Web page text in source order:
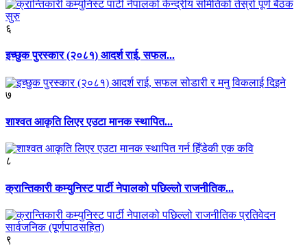
६
इच्छुक पुरस्कार (२०८१) आदर्श राई, सफल...
७
शाश्वत आकृति लिएर एउटा मानक स्थापित...
८
क्रान्तिकारी कम्युनिस्ट पार्टी नेपालको पछिल्लो राजनीतिक...
९